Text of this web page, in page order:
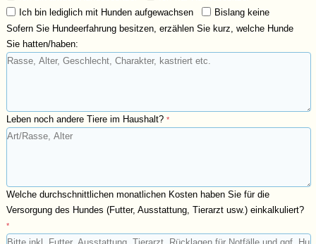
Ich bin lediglich mit Hunden aufgewachsen
Bislang keine
Sofern Sie Hundeerfahrung besitzen, erzählen Sie kurz, welche Hunde
Sie hatten/haben:
Leben noch andere Tiere im Haushalt?*
Welche durchschnittlichen monatlichen Kosten haben Sie für die
Versorgung des Hundes (Futter, Ausstattung, Tierarzt usw.) einkalkuliert?
*